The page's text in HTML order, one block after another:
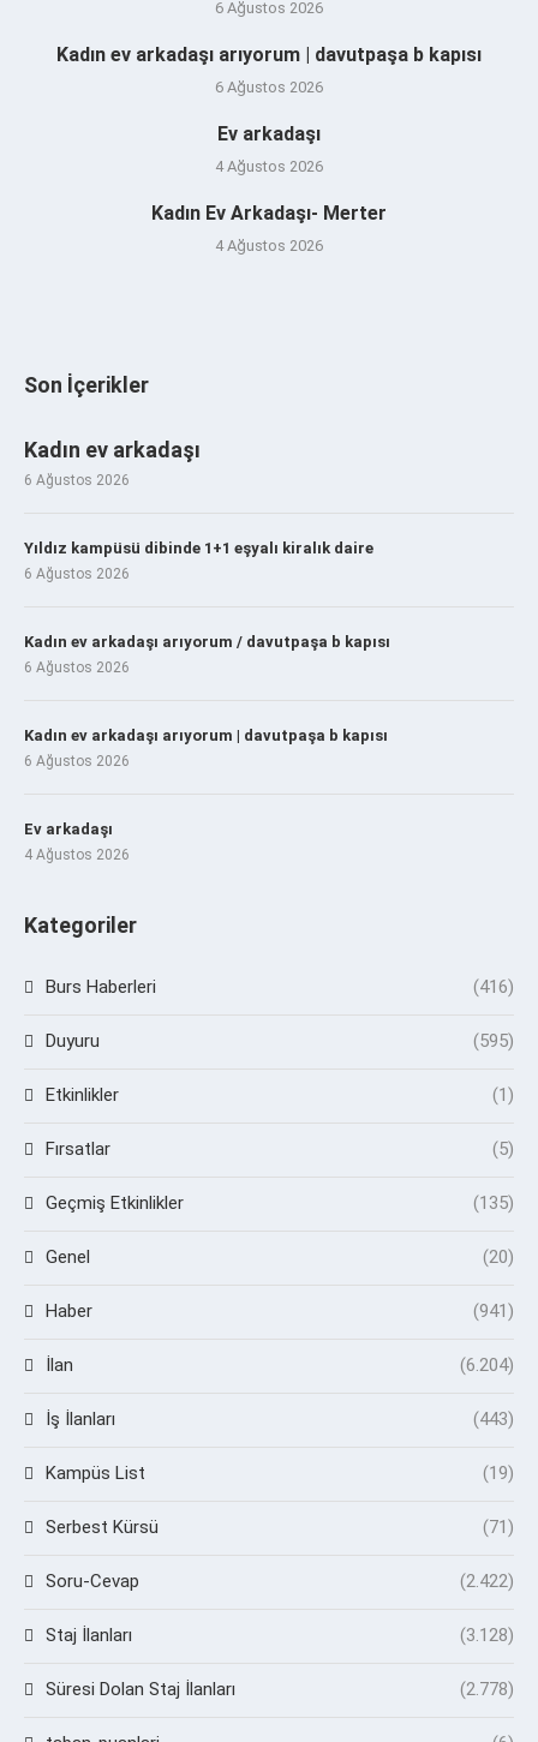
6 Ağustos 2026
Kadın ev arkadaşı arıyorum | davutpaşa b kapısı
6 Ağustos 2026
Ev arkadaşı
4 Ağustos 2026
Kadın Ev Arkadaşı- Merter
4 Ağustos 2026
Son İçerikler
Kadın ev arkadaşı
6 Ağustos 2026
Yıldız kampüsü dibinde 1+1 eşyalı kiralık daire
6 Ağustos 2026
Kadın ev arkadaşı arıyorum / davutpaşa b kapısı
6 Ağustos 2026
Kadın ev arkadaşı arıyorum | davutpaşa b kapısı
6 Ağustos 2026
Ev arkadaşı
4 Ağustos 2026
Kategoriler
Burs Haberleri (416)
Duyuru (595)
Etkinlikler (1)
Fırsatlar (5)
Geçmiş Etkinlikler (135)
Genel (20)
Haber (941)
İlan (6.204)
İş İlanları (443)
Kampüs List (19)
Serbest Kürsü (71)
Soru-Cevap (2.422)
Staj İlanları (3.128)
Süresi Dolan Staj İlanları (2.778)